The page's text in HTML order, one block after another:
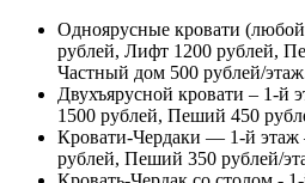
Одноярусные кровати
рублей, Лифт 1200 рублей,
Частный дом 500 рублей/
Двухъярусной кровати – 1-
1500 рублей, Пеший 450
Кровати-Чердаки — 1-й этаж
рублей, Пеший 350 рублей/